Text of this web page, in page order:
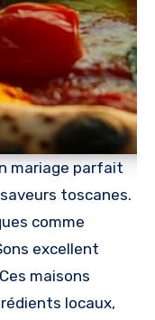
mariage parfait
toscanes.
comme
excellent
maisons
locaux,